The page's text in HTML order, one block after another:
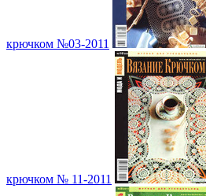
крючком №03-2011
крючком № 11-2011